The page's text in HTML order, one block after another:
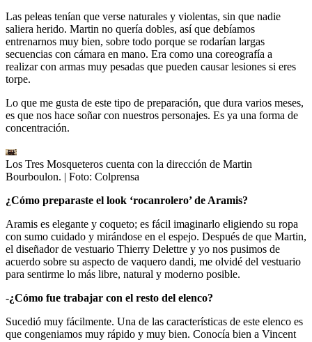
Las peleas tenían que verse naturales y violentas, sin que nadie
saliera herido. Martin no quería dobles, así que debíamos
entrenarnos muy bien, sobre todo porque se rodarían largas
secuencias con cámara en mano. Era como una coreografía a
realizar con armas muy pesadas que pueden causar lesiones si eres
torpe.
Lo que me gusta de este tipo de preparación, que dura varios meses,
es que nos hace soñar con nuestros personajes. Es ya una forma de
concentración.
Los Tres Mosqueteros cuenta con la dirección de Martin
Bourboulon. | Foto: Colprensa
¿Cómo preparaste el look ‘rocanrolero’ de Aramis?
Aramis es elegante y coqueto; es fácil imaginarlo eligiendo su ropa
con sumo cuidado y mirándose en el espejo. Después de que Martin,
el diseñador de vestuario Thierry Delettre y yo nos pusimos de
acuerdo sobre su aspecto de vaquero dandi, me olvidé del vestuario
para sentirme lo más libre, natural y moderno posible.
-¿Cómo fue trabajar con el resto del elenco?
Sucedió muy fácilmente. Una de las características de este elenco es
que congeniamos muy rápido y muy bien. Conocía bien a Vincent